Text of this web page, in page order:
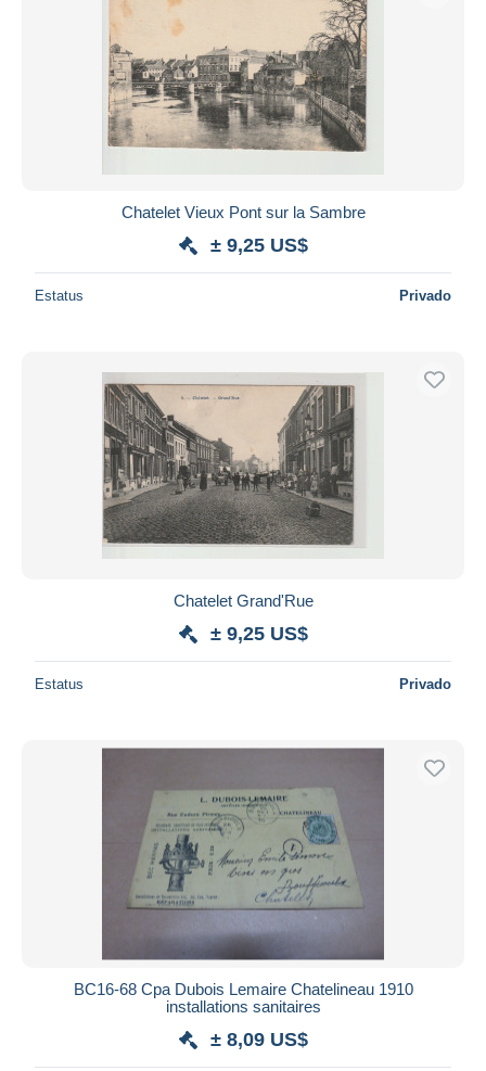
Chatelet Vieux Pont sur la Sambre
± 9,25 US$
Estatus Privado
Chatelet Grand'Rue
± 9,25 US$
Estatus Privado
BC16-68 Cpa Dubois Lemaire Chatelineau 1910
installations sanitaires
± 8,09 US$